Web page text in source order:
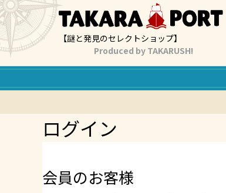
【謎と発見のセレクトショップ】
Produced by TAKARUSH!
ログイン
会員のお客様